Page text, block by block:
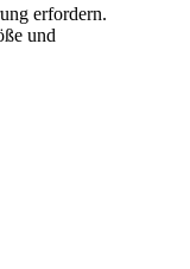
erfordern.
und